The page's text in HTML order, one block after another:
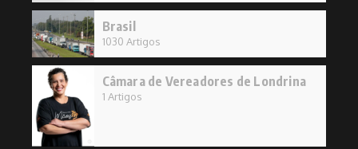
Brasil
1030 Artigos
Câmara de Vereadores de Londrina
1 Artigos